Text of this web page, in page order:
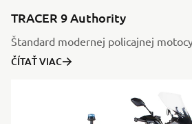
TRACER 9 Authority
Štandard modernej policajnej
ČÍTAŤ VIAC